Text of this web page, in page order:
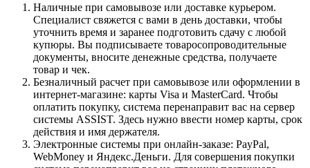
Наличные при самовывозе или доставке курьером.
Специалист свяжется с вами в день доставки, чтобы
уточнить время и заранее подготовить сдачу с любой
купюры. Вы подписываете товаросопроводительные
документы, вносите денежные средства, получаете
товар и чек.
Безналичный расчет при самовывозе или оформлении в
интернет-магазине: карты Visa и MasterCard. Чтобы
оплатить покупку, система перенаправит вас на сервер
системы ASSIST. Здесь нужно ввести номер карты, срок
действия и имя держателя.
Электронные системы при онлайн-заказе: PayPal,
WebMoney и Яндекс.Деньги. Для совершения покупки